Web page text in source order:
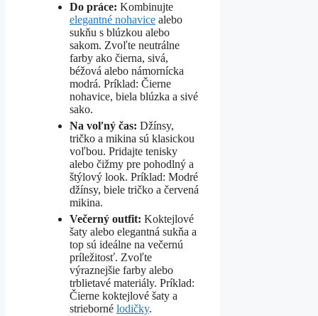
Do práce: Kombinujte
elegantné nohavice alebo
sukňu s blúzkou alebo
sakom. Zvoľte neutrálne
farby ako čierna, sivá,
béžová alebo námornícka
modrá. Príklad: Čierne
nohavice, biela blúzka a sivé
sako.
Na voľný čas: Džínsy,
tričko a mikina sú klasickou
voľbou. Pridajte tenisky
alebo čižmy pre pohodlný a
štýlový look. Príklad: Modré
džínsy, biele tričko a červená
mikina.
Večerný outfit: Koktejlové
šaty alebo elegantná sukňa a
top sú ideálne na večernú
príležitosť. Zvoľte
výraznejšie farby alebo
trblietavé materiály. Príklad:
Čierne koktejlové šaty a
strieborné lodičky.